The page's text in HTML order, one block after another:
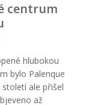
centrum
hlubokou
bylo Palenque
ale přišel
až